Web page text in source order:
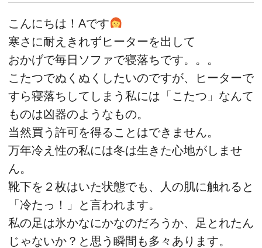
こんにちは！Aです
寒さに耐えきれずヒーターを出して
おかげで毎日ソファで寝落ちです。。。
こたつでぬくぬくしたいのですが、ヒーターで
すら寝落ちしてしまう私には「こたつ」なんて
ものは凶器のようなもの。
当然買う許可を得ることはできません。
万年冷え性の私には冬は生きた心地がしませ
ん。
靴下を２枚はいた状態でも、人の肌に触れると
「冷たっ！」と言われます。
私の足は氷かなにかなのだろうか、足とれたん
じゃないか？と思う瞬間も多々あります。